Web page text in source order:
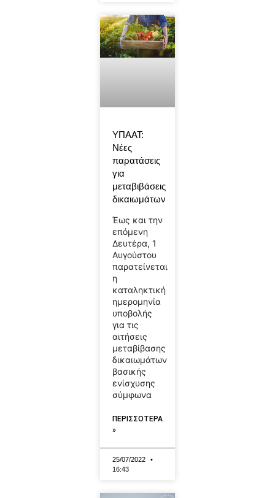
ΥΠΑΑΤ:
Νέες
παρατάσεις
για
μεταβιβάσεις
δικαιωμάτων
Έως και την
επόμενη
Δευτέρα, 1
Αυγούστου
παρατείνεται
η
καταληκτική
ημερομηνία
υποβολής
για τις
αιτήσεις
μεταβίβασης
δικαιωμάτων
βασικής
ενίσχυσης
σύμφωνα
ΠΕΡΙΣΣΟΤΕΡΑ
»
25/07/2022
16:43